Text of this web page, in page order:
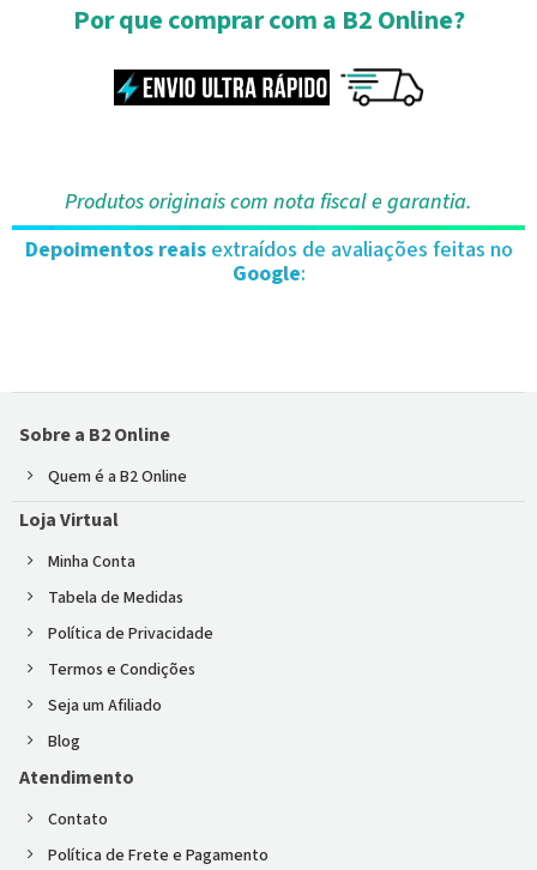
Por que comprar com a B2 Online?
Produtos originais com nota fiscal e garantia.
Depoimentos reaisextraídos de avaliações feitas no
Google:
Sobre a B2 Online
Quem é a B2 Online
Loja Virtual
Minha Conta
Tabela de Medidas
Política de Privacidade
Termos e Condições
Seja um Afiliado
Blog
Atendimento
Contato
Política de Frete e Pagamento